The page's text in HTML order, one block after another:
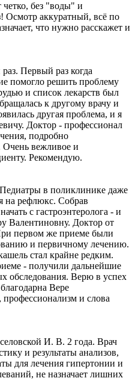
четко, без "воды" и
Осмотр аккуратный, всё по
что нужно расскажет и
Первый раз когда
помогло решить проблему
и список лекарств был
к другому врачу и
другая проблема, и я
Доктор - профессионал
подробно
Очень вежливое и
Рекомендую.
в поликлинике даже
на рефлюкс. Собрав
с гастроэнтеролога - и
Валентиновну. Доктор от
первом же приеме были
и первичному лечению.
стал крайне редким.
- получили дальнейшие
обследования. Верю в успех
Вере
профессионализм и слова
И. В. 2 года. Врач
и результаты анализов,
для лечения гипертонии и
не назначает лишних